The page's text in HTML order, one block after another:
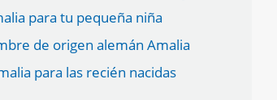
para tu pequeña niña
de origen alemán Amalia
para las recién nacidas